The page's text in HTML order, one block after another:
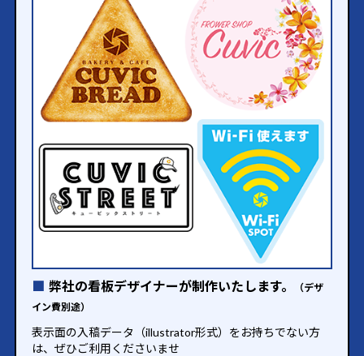
弊社の看板デザイナーが制作いたします。
（デザ
イン費別途）
表示面の入稿データ（illustrator形式）をお持ちでない方
は、ぜひご利用くださいませ